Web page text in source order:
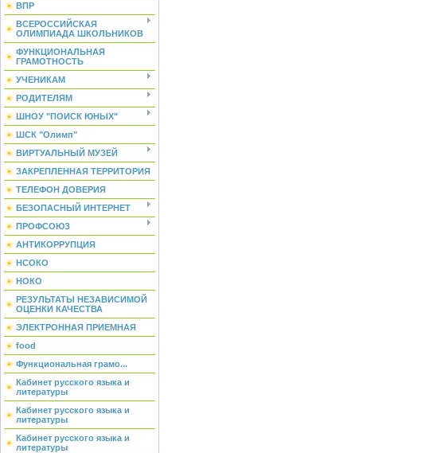
ВПР
ВСЕРОССИЙСКАЯ
ОЛИМПИАДА ШКОЛЬНИКОВ
ФУНКЦИОНАЛЬНАЯ
ГРАМОТНОСТЬ
УЧЕНИКАМ
РОДИТЕЛЯМ
ШНОУ "ПОИСК ЮНЫХ"
ШСК "Олимп"
ВИРТУАЛЬНЫЙ МУЗЕЙ
ЗАКРЕПЛЕННАЯ ТЕРРИТОРИЯ
ТЕЛЕФОН ДОВЕРИЯ
БЕЗОПАСНЫЙ ИНТЕРНЕТ
ПРОФСОЮЗ
АНТИКОРРУПЦИЯ
НСОКО
НОКО
РЕЗУЛЬТАТЫ НЕЗАВИСИМОЙ
ОЦЕНКИ КАЧЕСТВА
ЭЛЕКТРОННАЯ ПРИЕМНАЯ
food
Функциональная грамо...
Кабинет русского языка и
литературы
Кабинет русского языка и
литературы
Кабинет русского языка и
литературы